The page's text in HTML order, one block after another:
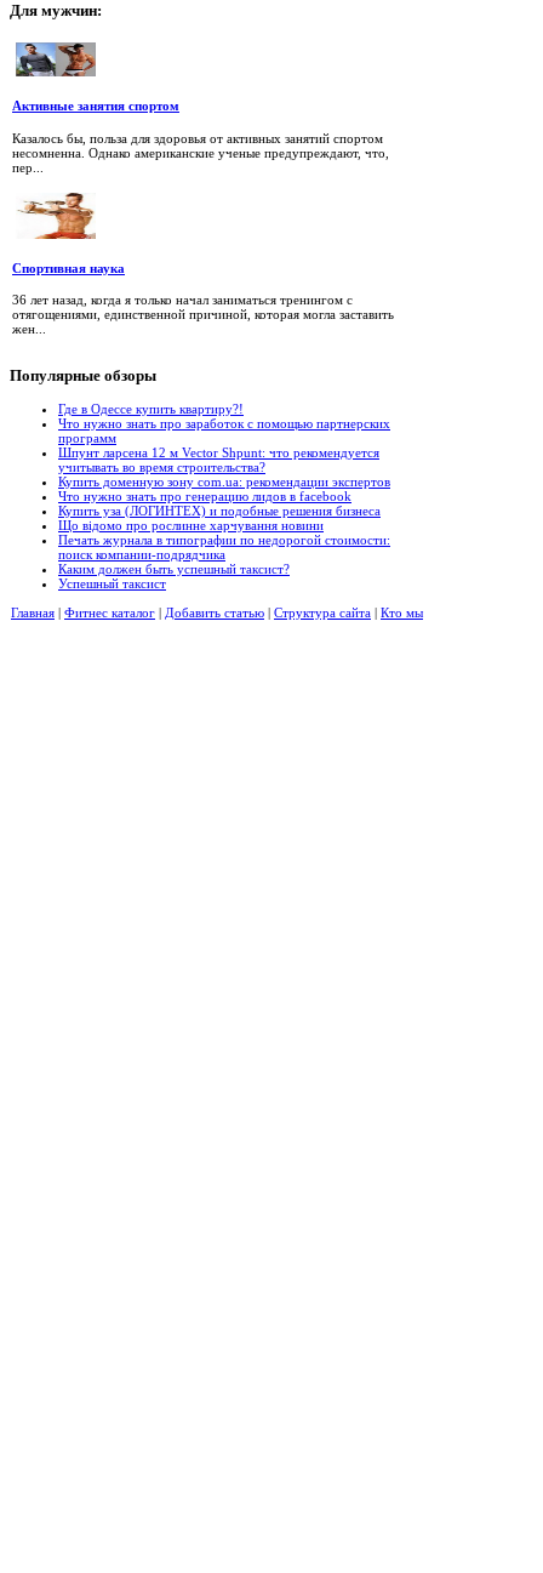
Для мужчин:
Активные занятия спортом
Казалось бы, польза для здоровья от активных занятий спортом
несомненна. Однако американские ученые предупреждают, что,
пер...
Спортивная наука
36 лет назад, когда я только начал заниматься тренингом с
отягощениями, единственной причиной, которая могла заставить
жен...
Популярные обзоры
Где в Одессе купить квартиру?!
Что нужно знать про заработок с помощью партнерских
программ
Шпунт ларсена 12 м Vector Shpunt: что рекомендуется
учитывать во время строительства?
Купить доменную зону com.ua: рекомендации экспертов
Что нужно знать про генерацию лидов в facebook
Купить уза (ЛОГИНТЕХ) и подобные решения бизнеса
Що відомо про рослинне харчування новини
Печать журнала в типографии по недорогой стоимости:
поиск компании-подрядчика
Каким должен быть успешный таксист?
Успешный таксист
Главная | Фитнес каталог | Добавить статью | Структура сайта | Кто мы